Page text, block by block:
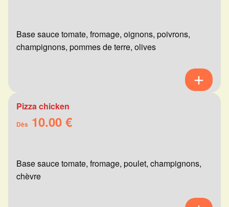
Base sauce tomate, fromage, oignons, poivrons,
champignons, pommes de terre, olives
Pizza chicken
Dès 10.00 €
Base sauce tomate, fromage, poulet, champignons,
chèvre